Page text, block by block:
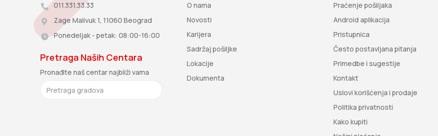
011.331.33.33
Zage Malivuk 1, 11060 Beograd
Ponedeljak - petak: 08:00-16:00
Pretraga Naših Centara
Pronađite naš centar najbliži vama
O nama
Novosti
Karijera
Sadržaj pošiljke
Lokacije
Dokumenta
Praćenje pošiljaka
Android aplikacija
Pristupnica
Često postavljana pitanja
Primedbe i sugestije
Kontakt
Uslovi korišćenja i prodaje
Politika privatnosti
Kako kupiti